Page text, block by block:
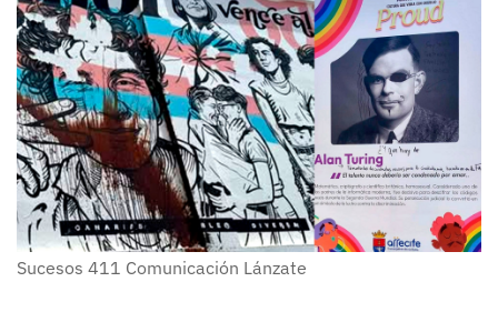
Sucesos 411 Comunicación Lánzate